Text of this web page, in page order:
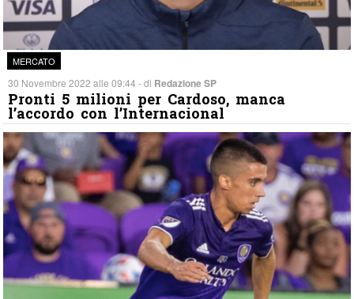
MERCATO
30 Novembre 2022 alle 09:44 - di Redazione SP
Pronti 5 milioni per Cardoso, manca
l’accordo con l’Internacional